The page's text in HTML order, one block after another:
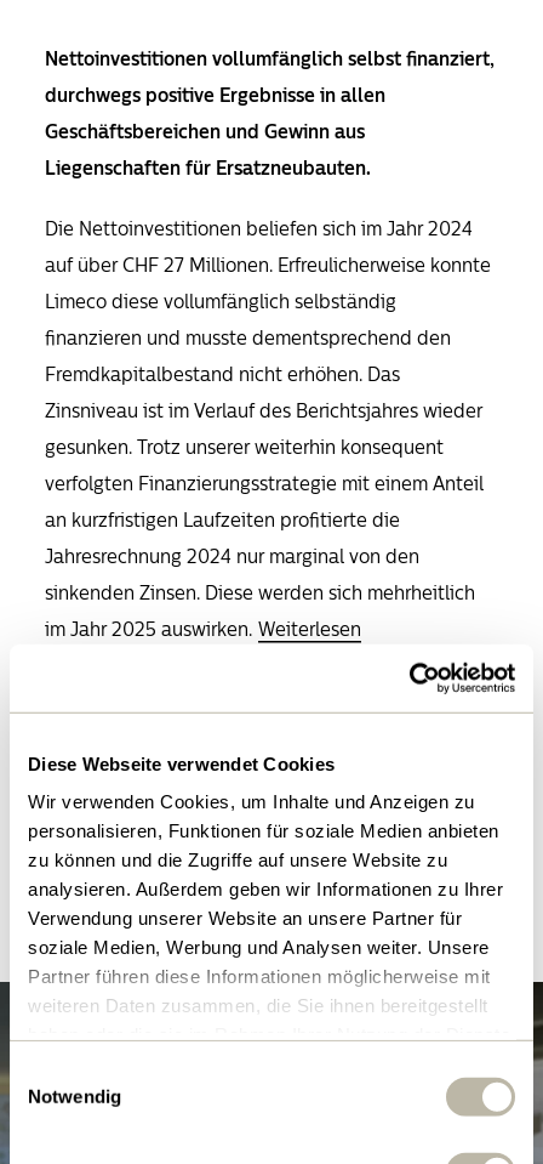
Diese Webseite verwendet Cookies
Wir verwenden Cookies, um Inhalte und Anzeigen zu
personalisieren, Funktionen für soziale Medien anbieten
zu können und die Zugriffe auf unsere Website zu
analysieren. Außerdem geben wir Informationen zu Ihrer
Verwendung unserer Website an unsere Partner für
soziale Medien, Werbung und Analysen weiter. Unsere
Partner führen diese Informationen möglicherweise mit
weiteren Daten zusammen, die Sie ihnen bereitgestellt
Einwilligungsauswahl
Notwendig
Nettoinvestitionen vollumfänglich selbst finanziert,
durchwegs positive Ergebnisse in allen
Geschäftsbereichen und Gewinn aus
Liegenschaften für Ersatzneubauten.
Die Nettoinvestitionen beliefen sich im Jahr 2024
auf über CHF 27 Millionen. Erfreulicherweise konnte
Limeco diese vollumfänglich selbständig
finanzieren und musste dementsprechend den
Fremdkapitalbestand nicht erhöhen. Das
Zinsniveau ist im Verlauf des Berichtsjahres wieder
gesunken. Trotz unserer weiterhin konsequent
verfolgten Finanzierungsstrategie mit einem Anteil
an kurzfristigen Laufzeiten profitierte die
Jahresrechnung 2024 nur marginal von den
sinkenden Zinsen. Diese werden sich mehrheitlich
im Jahr 2025 auswirken. Weiterlesen
Bericht der finanztechnischen
Prüfstelle